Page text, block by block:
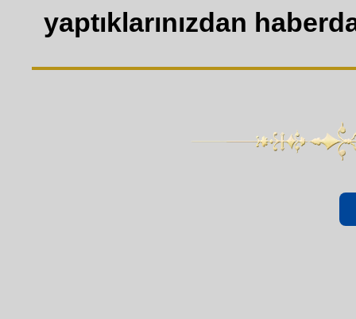
yaptıklarınızdan